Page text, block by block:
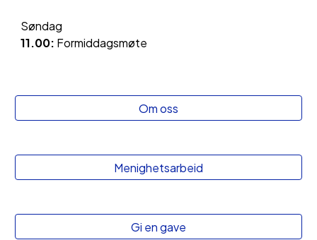
Søndag
11.00: Formiddagsmøte
Om oss
Menighetsarbeid
Gi en gave